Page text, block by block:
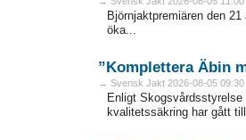
Björnjaktpremiären den
öka...
”Komplettera Äbin
→ Svensk Jakt 2026-08-05 09:30
Enligt
kvalitetssäkring har gått